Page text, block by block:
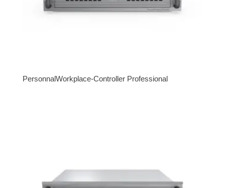
PersonnalWorkplace-Controller Professional